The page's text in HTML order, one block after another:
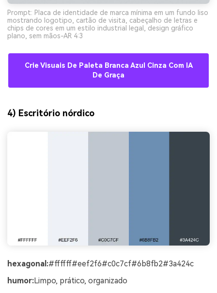
Prompt: Placa de identidade de marca mínima em um fundo liso
mostrando logotipo, cartão de visita, cabeçalho de letras e
chips de cores em um estilo industrial legal, design gráfico
plano, sem mãos-AR 4:3
Crie Visuais De Paleta Branca Azul Cinza Com IA
De Graça
4) Escritório nórdico
hexagonal:#ffffff#eef2f6#c0c7cf#6b8fb2#3a424c
humor:Limpo, prático, organizado